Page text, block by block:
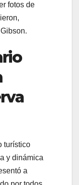
fotos de
turístico
y dinámica
a